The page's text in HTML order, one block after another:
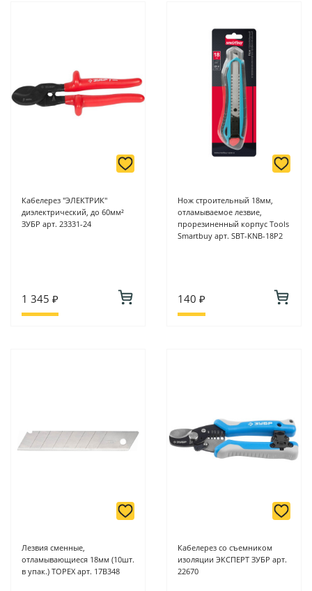
Кабелерез "ЭЛЕКТРИК"
диэлектрический, до 60мм²
ЗУБР арт. 23331-24
1 345 ₽
Нож строительный 18мм,
отламываемое лезвие,
прорезиненный корпус Tools
Smartbuy арт. SBT-KNB-18P2
140 ₽
Лезвия сменные,
отламывающиеся 18мм (10шт.
в упак.) ТОРЕХ арт. 17В348
Кабелерез со съемником
изоляции ЭКСПЕРТ ЗУБР арт.
22670